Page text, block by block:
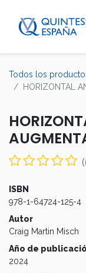
Todos los
HORIZONTAL
ISBN
978-1-64724-125-4
Autor
Craig Martin Misch
Año de
2024